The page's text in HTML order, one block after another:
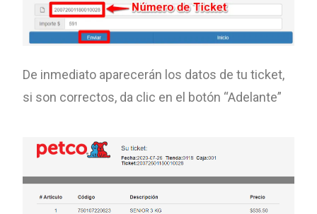
De inmediato aparecerán los datos de tu ticket,
si son correctos, da clic en el botón “Adelante”